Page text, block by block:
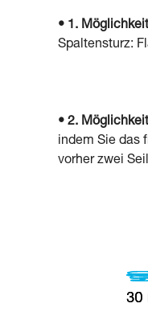
• 1.
Spaltensturz:
• 2.
indem Sie das
vorher zwei